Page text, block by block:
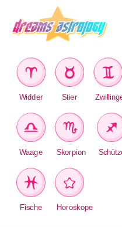
Widder Stier
Waage Skorpion
Fische Horoskope